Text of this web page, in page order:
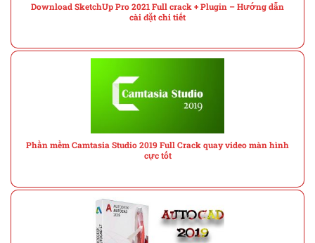
Download SketchUp Pro 2021 Full crack + Plugin – Hướng dẫn
cài đặt chi tiết
Phần mềm Camtasia Studio 2019 Full Crack quay video màn hình
cực tốt